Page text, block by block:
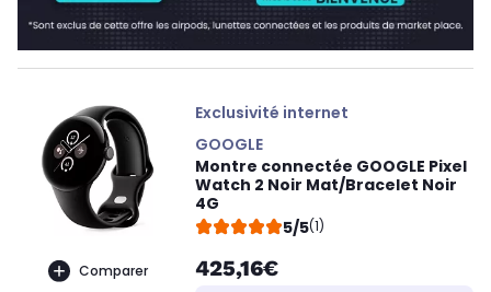
Comparer
Exclusivité internet
GOOGLE
Montre connectée GOOGLE Pixel
Watch 2 Noir Mat/Bracelet Noir
4G
5/5(1)
425,16€